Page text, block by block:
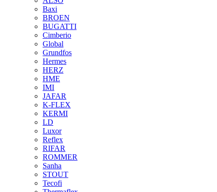
Baxi
BROEN
BUGATTI
Cimberio
Global
Grundfos
Hermes
HERZ
HME
IMI
JAFAR
K-FLEX
KERMI
LD
Luxor
Reflex
RIFAR
ROMMER
Sanha
STOUT
Tecofi